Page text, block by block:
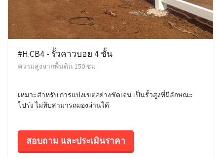
#H.CB4 - รั้วคาวบอย 4 ชั้น
ความสูงจากพื้นดิน 150 ซม
เหมาะสำหรับ การแบ่งเขตอย่างชัดเจน เป็นรั้วสูงที่มีลักษณะ
โปร่ง ไม่ทึบสามารถมองผ่านได้
สอบถาม และประเมินราคา